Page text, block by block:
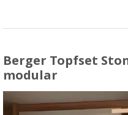
Berger Topfset
modular